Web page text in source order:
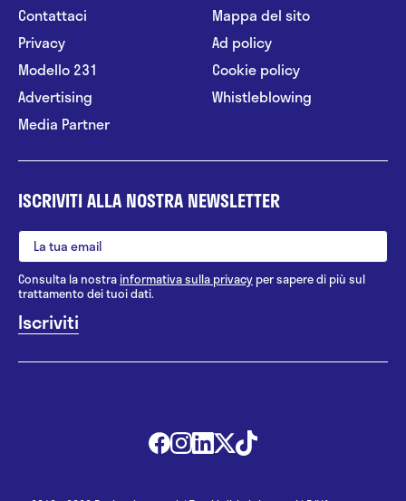
Contattaci
Privacy
Modello 231
Advertising
Media Partner
Mappa del sito
Ad policy
Cookie policy
Whistleblowing
ISCRIVITI ALLA NOSTRA NEWSLETTER
Consulta la nostrainformativa sulla privacy per sapere di più sul
trattamento dei tuoi dati.